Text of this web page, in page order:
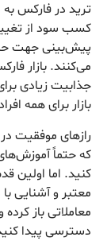
ترید در فارکس
کسب سود از
پیش‌بینی جهت
می‌کنند. بازار
جذابیت زیادی
بازار برای همه
رازهای موفقیت
که حتماً
کنید. اما اولین
معتبر و آشنایی
دسترسی پیدا